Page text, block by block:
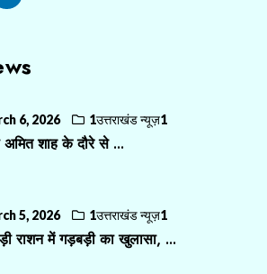
6, 2026 1उत्तराखंड न्यूज़1
अमित शाह के दौरे से ...
5, 2026 1उत्तराखंड न्यूज़1
राशन में गड़बड़ी का खुलासा, ...